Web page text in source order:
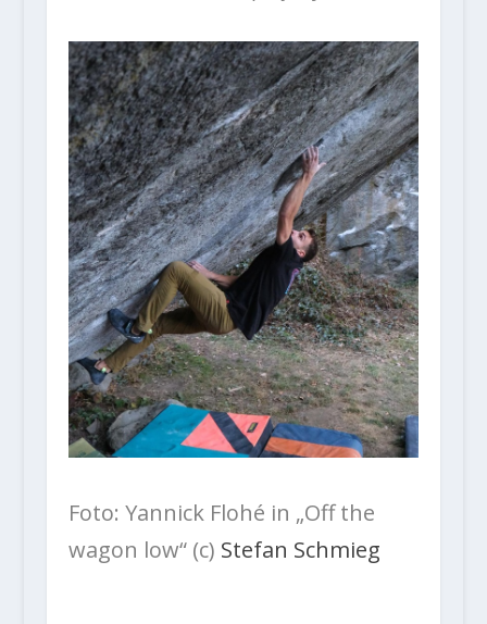
Foto: Yannick Flohé in „Off the
wagon low“ (c) Stefan Schmieg